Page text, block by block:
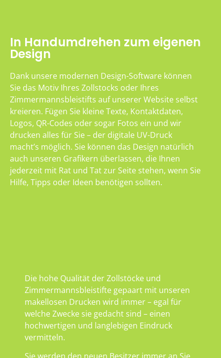
In Handumdrehen zum eigenen
Design
Dank unsere modernen Design-Software können
Sie das Motiv Ihres Zollstocks oder Ihres
Zimmermannsbleistifts auf unserer Website selbst
kreieren. Fügen Sie kleine Texte, Kontaktdaten,
Logos, QR-Codes oder sogar Fotos ein und wir
drucken alles für Sie – der digitale UV-Druck
macht’s möglich. Sie können das Design natürlich
auch unseren Grafikern überlassen, die Ihnen
jederzeit mit Rat und Tat zur Seite stehen, wenn Sie
Hilfe, Tipps oder Ideen benötigen sollten.
Die hohe Qualität der Zollstöcke und
Zimmermannsbleistifte gepaart mit unseren
makellosen Drucken wird immer – egal für
welche Zwecke sie gedacht sind – einen
hochwertigen und langlebigen Eindruck
vermitteln.